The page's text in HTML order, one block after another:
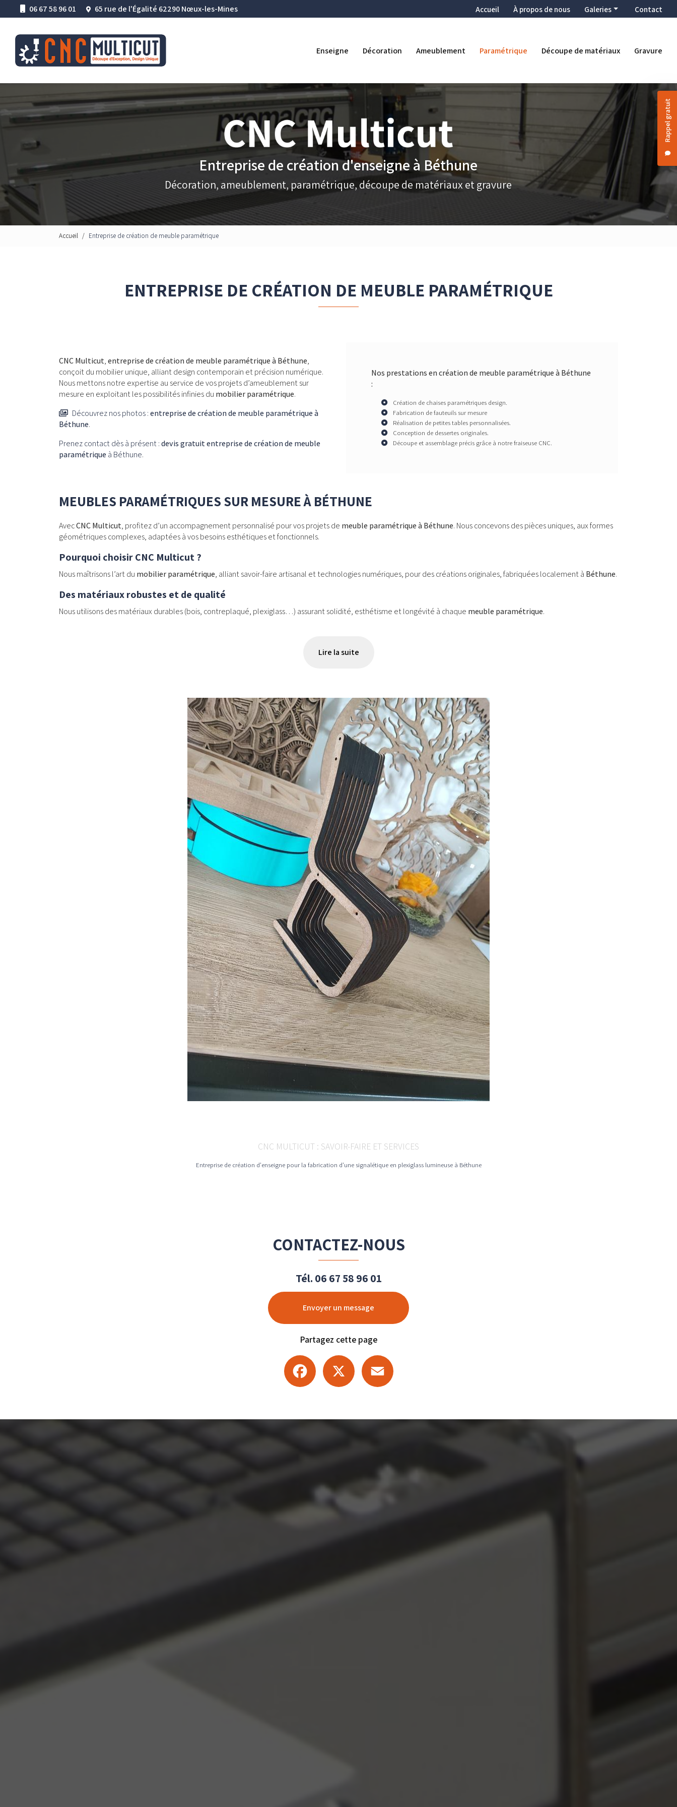
au
principal
06 67 58 96 01 65 rue de l'Égalité 62290 Nœux-les-Mines
Rappel gratuit
Navigation secondaireAccueil À propos de nous
Galeries
Découpe de matériaux
Contact
Enseigne Décoration Ameublement Paramétrique Découpe de matériaux Gravure
Entreprise de création d'enseigne à Béthune
Décoration, ameublement, paramétrique, découpe de matériaux et gravure
Accueil Entreprise de création de meuble paramétrique
ENTREPRISE DE CRÉATION DE MEUBLE PARAMÉTRIQUE
CNC Multicut,entreprise de création de meuble paramétrique à Béthune,
conçoit du mobilier unique, alliant design contemporain et précision numérique.
Nous mettons notre expertise au service de vos projets d’ameublement sur
mesure en exploitant les possibilités infinies du mobilier paramétrique.
Découvrez nos photos :entreprise de création de meuble paramétriqueà
Béthune.
Prenez contact dès à présent :devis gratuitentreprise de création de meuble
paramétrique à Béthune.
Nos prestations en création de meuble paramétrique à Béthune
:
Création de chaises paramétriques design.
Fabrication de fauteuils sur mesure
Réalisation de petites tables personnalisées.
Conception de dessertes originales.
Découpe et assemblage précis grâce à notre fraiseuse CNC.
MEUBLES PARAMÉTRIQUES SUR MESURE À BÉTHUNE
AvecCNC Multicut, profitez d’un accompagnement personnalisé pour vos projets de meuble paramétrique à Béthune. Nous concevons des pièces uniques, aux formes
géométriques complexes, adaptées à vos besoins esthétiques et fonctionnels.
Pourquoi choisir CNC Multicut ?
Nous maîtrisons l’art du mobilier paramétrique, alliant savoir-faire artisanal et technologies numériques, pour des créations originales, fabriquées localement à Béthune.
Des matériaux robustes et de qualité
Nous utilisons des matériaux durables (bois, contreplaqué, plexiglass…) assurant solidité, esthétisme et longévité à chaque meuble paramétrique.
Lire la suite
CNC MULTICUT : SAVOIR-FAIRE ET SERVICES
Entreprise de création d'enseigne pour la fabrication d'une signalétique en plexiglass lumineuse à Béthune
CONTACTEZ-NOUS
Tél. 06 67 58 96 01
Envoyer un message
Partagez cette page
Facebook